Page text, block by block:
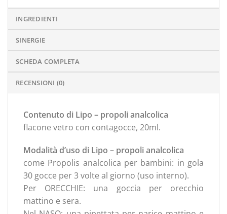
INGREDIENTI
SINERGIE
SCHEDA COMPLETA
RECENSIONI (0)
Contenuto di Lipo – propoli analcolica
flacone vetro con contagocce, 20ml.
Modalità d’uso di Lipo – propoli analcolica
come Propolis analcolica per bambini: in gola
30 gocce per 3 volte al giorno (uso interno).
Per ORECCHIE: una goccia per orecchio
mattino e sera.